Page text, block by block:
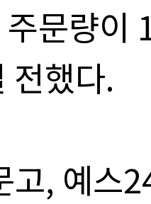
문량이
전했다.
고, 예스